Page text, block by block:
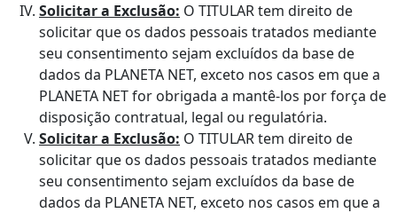
Solicitar a Exclusão: O TITULAR tem direito de
solicitar que os dados pessoais tratados mediante
seu consentimento sejam excluídos da base de
dados da PLANETA NET, exceto nos casos em que a
PLANETA NET for obrigada a mantê-los por força de
disposição contratual, legal ou regulatória.
Solicitar a Exclusão: O TITULAR tem direito de
solicitar que os dados pessoais tratados mediante
seu consentimento sejam excluídos da base de
dados da PLANETA NET, exceto nos casos em que a